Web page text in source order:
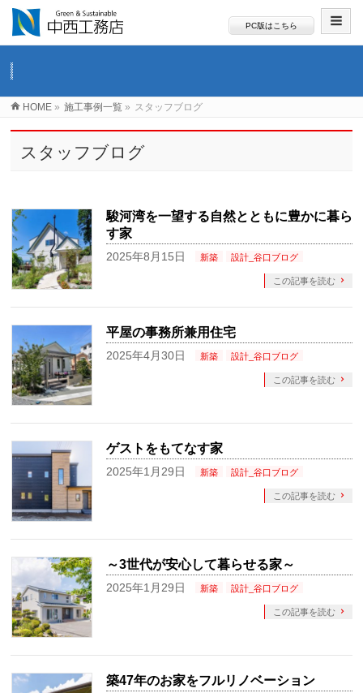
PC版はこちら
HOME » 施工事例一覧 » スタッフブログ
スタッフブログ
駿河湾を一望する自然とともに豊かに暮ら
す家
2025年8月15日 新築 設計_谷口ブログ
この記事を読む
平屋の事務所兼用住宅
2025年4月30日 新築 設計_谷口ブログ
この記事を読む
ゲストをもてなす家
2025年1月29日 新築 設計_谷口ブログ
この記事を読む
～3世代が安心して暮らせる家～
2025年1月29日 新築 設計_谷口ブログ
この記事を読む
築47年のお家をフルリノベーション